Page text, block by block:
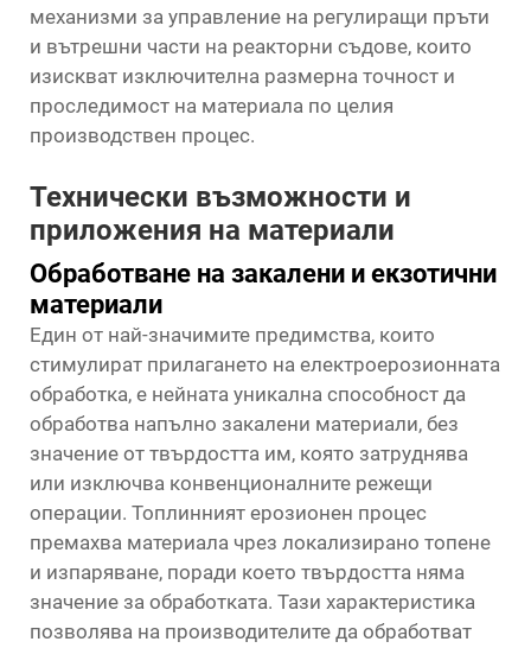
механизми за управление на регулиращи пръти
и вътрешни части на реакторни съдове, които
изискват изключителна размерна точност и
проследимост на материала по целия
производствен процес.
Технически възможности и
приложения на материали
Обработване на закалени и екзотични
материали
Един от най-значимите предимства, които
стимулират прилагането на електроерозионната
обработка, е нейната уникална способност да
обработва напълно закалени материали, без
значение от твърдостта им, която затруднява
или изключва конвенционалните режещи
операции. Топлинният ерозионен процес
премахва материала чрез локализирано топене
и изпаряване, поради което твърдостта няма
значение за обработката. Тази характеристика
позволява на производителите да обработват